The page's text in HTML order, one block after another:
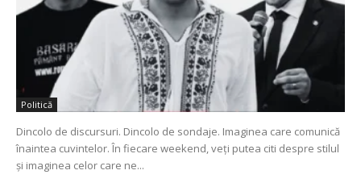
Politică
Dincolo de discursuri. Dincolo de sondaje. Imaginea care comunică
înaintea cuvintelor. În fiecare weekend, veți putea citi despre stilul
și imaginea celor care ne...